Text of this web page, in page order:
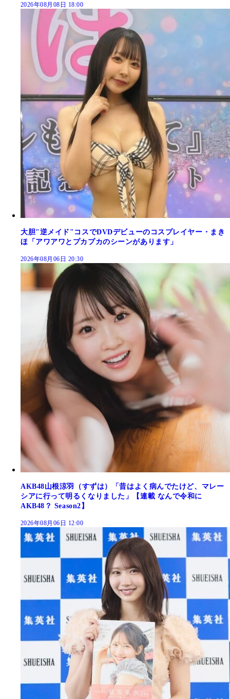
2026年08月08日 18:00
大胆"逆メイド"コスでDVDデビューのコスプレイヤー・まき
ほ「アワアワとプカプカのシーンがあります」
2026年08月06日 20:30
AKB48山根涼羽（すずは）「昔はよく病んでたけど、マレー
シアに行って明るくなりました」【連載 なんで令和に
AKB48？ Season2】
2026年08月06日 12:00